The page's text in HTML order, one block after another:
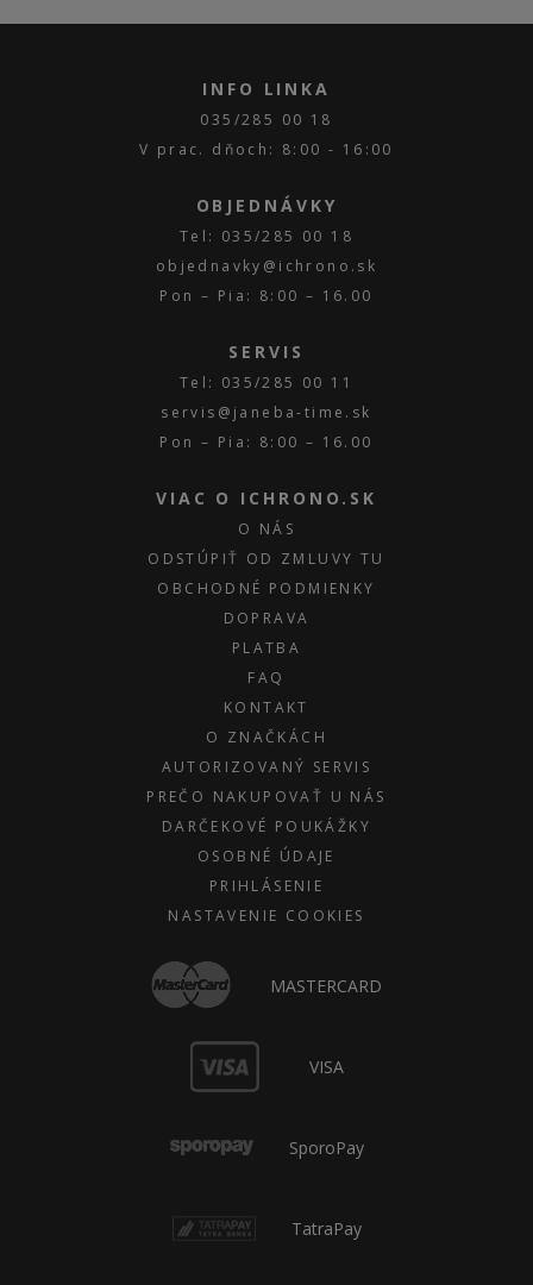
INFO LINKA
035/285 00 18
V prac. dňoch: 8:00 - 16:00
OBJEDNÁVKY
Tel: 035/285 00 18
objednavky@ichrono.sk
Pon – Pia: 8:00 – 16.00
SERVIS
Tel: 035/285 00 11
servis@janeba-time.sk
Pon – Pia: 8:00 – 16.00
VIAC O ICHRONO.SK
O NÁS
ODSTÚPIŤ OD ZMLUVY TU
OBCHODNÉ PODMIENKY
DOPRAVA
PLATBA
FAQ
KONTAKT
O ZNAČKÁCH
AUTORIZOVANÝ SERVIS
PREČO NAKUPOVAŤ U NÁS
DARČEKOVÉ POUKÁŽKY
OSOBNÉ ÚDAJE
PRIHLÁSENIE
NASTAVENIE COOKIES
MASTERCARD
VISA
SporoPay
TatraPay